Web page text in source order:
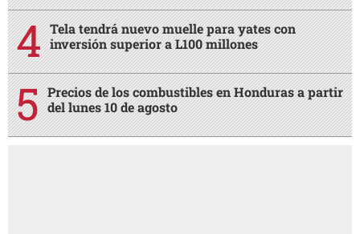
Tela tendrá nuevo muelle para yates con
inversión superior a L100 millones
Precios de los combustibles en Honduras a partir
del lunes 10 de agosto